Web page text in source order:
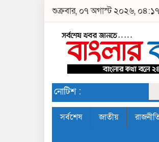
শুক্রবার, ০৭ অগাস্ট ২০২৬,
নোটিশ :
সর্বশেষ জাতীয়